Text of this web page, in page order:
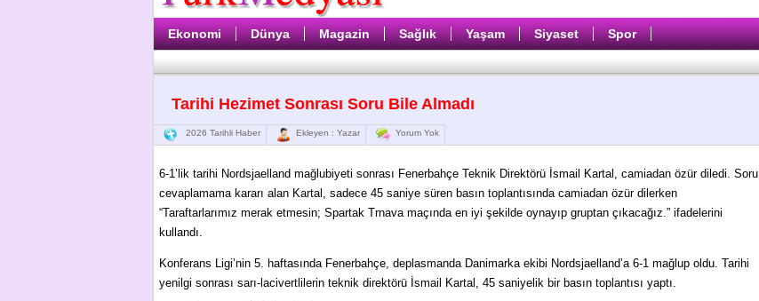
Ekonomi Dünya Magazin Sağlık Yaşam Siyaset Spor
Tarihi Hezimet Sonrası Soru Bile Almadı
2026 Tarihli Haber Ekleyen : Yazar Yorum Yok
6-1’lik tarihi Nordsjaelland mağlubiyeti sonrası Fenerbahçe Teknik Direktörü İsmail Kartal, camiadan özür diledi. Soru
cevaplamama kararı alan Kartal, sadece 45 saniye süren basın toplantısında camiadan özür dilerken
“Taraftarlarımız merak etmesin; Spartak Trnava maçında en iyi şekilde oynayıp gruptan çıkacağız.” ifadelerini
kullandı.
Konferans Ligi’nin 5. haftasında Fenerbahçe, deplasmanda Danimarka ekibi Nordsjaelland’a 6-1 mağlup oldu. Tarihi
yenilgi sonrası sarı-lacivertlilerin teknik direktörü İsmail Kartal, 45 saniyelik bir basın toplantısı yaptı.